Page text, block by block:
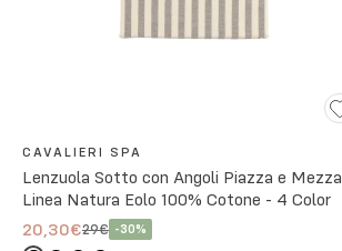
CAVALIERI SPA
Lenzuola Sotto con Angoli Piazza e Mezza
Linea Natura Eolo 100% Cotone - 4 Color
20,30€29€ -30%